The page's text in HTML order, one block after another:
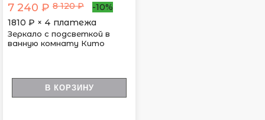
7 240 ₽ 8 120 ₽
-10%
1810 ₽ × 4 платежа
Зеркало с подсветкой в
ванную комнату Кито
В КОРЗИНУ